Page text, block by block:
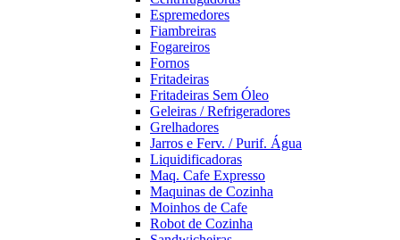
Espremedores
Fiambreiras
Fogareiros
Fornos
Fritadeiras
Fritadeiras Sem Óleo
Geleiras / Refrigeradores
Grelhadores
Jarros e Ferv. / Purif. Água
Liquidificadoras
Maq. Cafe Expresso
Maquinas de Cozinha
Moinhos de Cafe
Robot de Cozinha